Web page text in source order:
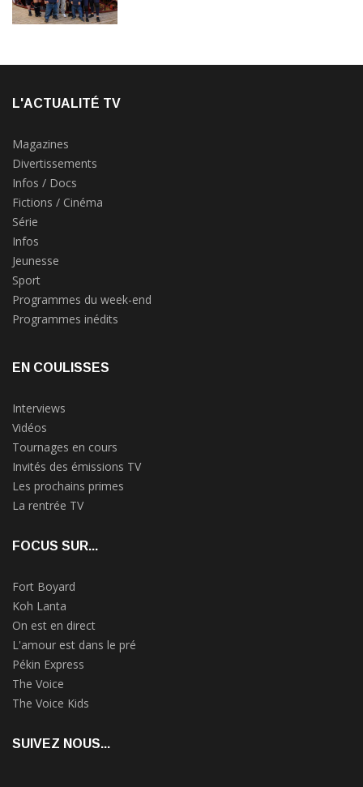
L'ACTUALITÉ TV
Magazines
Divertissements
Infos / Docs
Fictions / Cinéma
Série
Infos
Jeunesse
Sport
Programmes du week-end
Programmes inédits
EN COULISSES
Interviews
Vidéos
Tournages en cours
Invités des émissions TV
Les prochains primes
La rentrée TV
FOCUS SUR...
Fort Boyard
Koh Lanta
On est en direct
L'amour est dans le pré
Pékin Express
The Voice
The Voice Kids
SUIVEZ NOUS...